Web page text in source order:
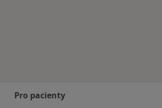
Pro pacienty